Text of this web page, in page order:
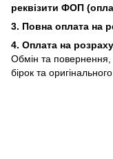
реквізити ФОП (
3. Повна оплата на
4. Оплата на
Обмін та повернення,
бірок та